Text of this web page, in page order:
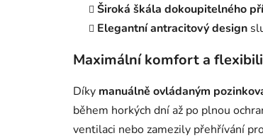
Široká škála dokoupitelného
Elegantní antracitový design
Maximální komfort a
Díky manuálně ovládaným
během horkých dní až po plnou
ventilaci nebo zamezily přehřívání